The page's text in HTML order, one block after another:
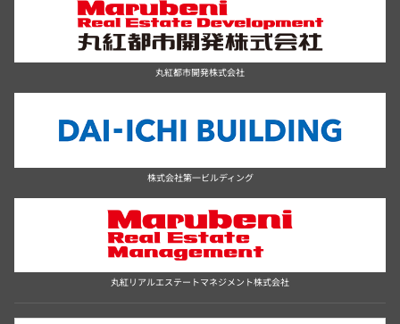
丸紅都市開発株式会社
株式会社第一ビルディング
丸紅リアルエステートマネジメント株式会社